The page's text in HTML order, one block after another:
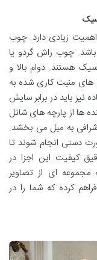
زیادی دارد. چوب
باشد. چوب راش گردو یا
هستند. دوام بالا و
منبت کاری شده به
نیز باید در برابر سایش
ها از پارچه های شانل
به مبل می بخشد.
دستی انجام شوند تا
کیفیت این اجزا در
ای از تصاویر
کرده که شما را در